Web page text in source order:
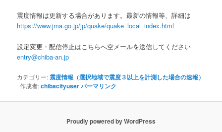
震度情報は更新する場合があります。最新の情報等、詳細は
https://www.jma.go.jp/jp/quake/quake_local_index.html
設定変更・配信停止はこちらへ空メールを送信してください
entry@chiba-an.jp
カテゴリー: 震度情報（選択地域で震度３以上を計測した場合の速報）
作成者:chibacityuserパーマリンク
Proudly powered by WordPress